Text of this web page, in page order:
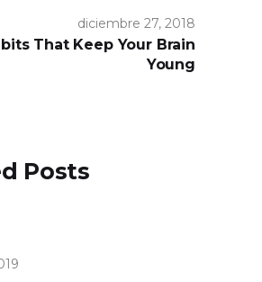
diciembre 27, 2018
That Keep Your Brain
Young
Posts